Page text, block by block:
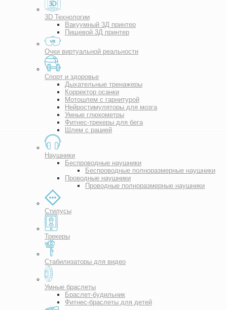
3D Технологии
Вакуумный 3Д принтер
Пищевой 3Д принтер
Очки виртуальной реальности
Спорт и здоровье
Дыхательные тренажеры
Корректор осанки
Мотошлем с гарнитурой
Нейростимуляторы для мозга
Умные глюкометры
Фитнес-трекеры для бега
Шлем с рацией
Наушники
Беспроводные наушники
Беспроводные полноразмерные наушники
Проводные наушники
Проводные полноразмерные наушники
Стилусы
Трекеры
Стабилизаторы для видео
Умные браслеты
Браслет-будильник
Фитнес-браслеты для детей